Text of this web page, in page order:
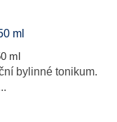
ml
bylinné tonikum.